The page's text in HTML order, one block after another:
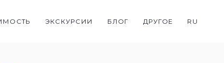
ЭКСКУРСИИ БЛОГ ДРУГОЕ RU